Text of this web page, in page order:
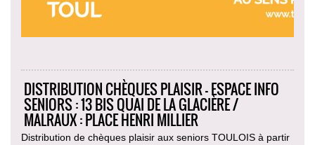
DISTRIBUTION CHÈQUES PLAISIR - ESPACE INFO
SENIORS : 13 BIS QUAI DE LA GLACIÈRE /
MALRAUX : PLACE HENRI MILLIER
Distribution de chèques plaisir aux seniors TOULOIS à partir